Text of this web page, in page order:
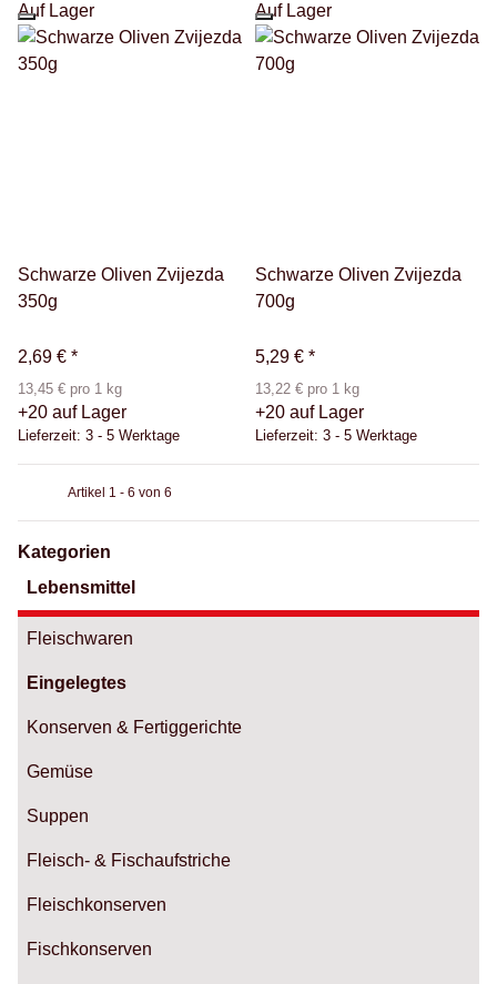
Auf Lager
Schwarze Oliven Zvijezda
350g
2,69 € *
13,45 € pro 1 kg
+20 auf Lager
Lieferzeit: 3 - 5 Werktage
Auf Lager
Schwarze Oliven Zvijezda
700g
5,29 € *
13,22 € pro 1 kg
+20 auf Lager
Lieferzeit: 3 - 5 Werktage
Artikel 1 - 6 von 6
Kategorien
Lebensmittel
Fleischwaren
Eingelegtes
Konserven & Fertiggerichte
Gemüse
Suppen
Fleisch- & Fischaufstriche
Fleischkonserven
Fischkonserven